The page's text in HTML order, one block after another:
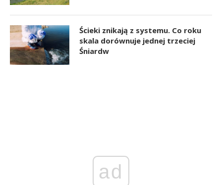
Ścieki znikają z systemu. Co roku
skala dorównuje jednej trzeciej
Śniardw
ad